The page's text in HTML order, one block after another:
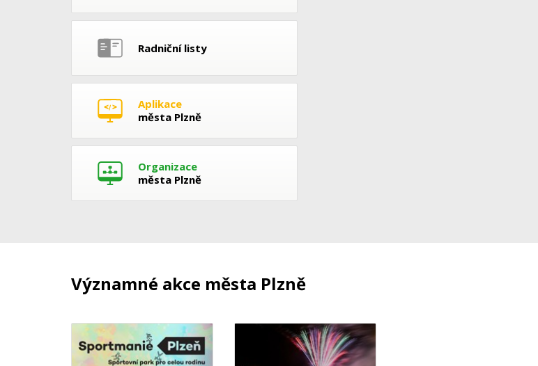
Radniční listy
Aplikace
města Plzně
Organizace
města Plzně
Významné akce města Plzně